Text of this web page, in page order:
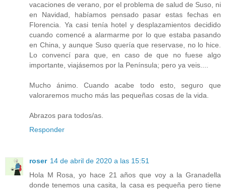
vacaciones de verano, por el problema de salud de Suso, ni
en Navidad, habíamos pensado pasar estas fechas en
Florencia. Ya casi tenía hotel y desplazamientos decidido
cuando comencé a alarmarme por lo que estaba pasando
en China, y aunque Suso quería que reservase, no lo hice.
Lo convencí para que, en caso de que no fuese algo
importante, viajásemos por la Península; pero ya veis....
Mucho ánimo. Cuando acabe todo esto, seguro que
valoraremos mucho más las pequeñas cosas de la vida.
Abrazos para todos/as.
Responder
roser 14 de abril de 2020 a las 15:51
Hola M Rosa, yo hace 21 años que voy a la Granadella
donde tenemos una casita, la casa es pequeña pero tiene